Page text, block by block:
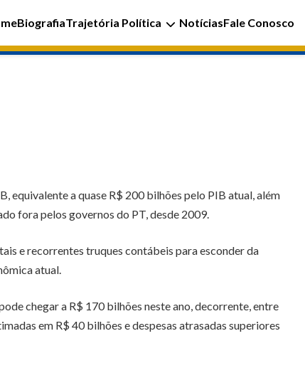
BiografiaTrajetória Política NotíciasFale Conosco
equivalente a quase R$ 200 bilhões pelo PIB atual, além
fora pelos governos do PT, desde 2009.
e recorrentes truques contábeis para esconder da
atual.
chegar a R$ 170 bilhões neste ano, decorrente, entre
em R$ 40 bilhões e despesas atrasadas superiores